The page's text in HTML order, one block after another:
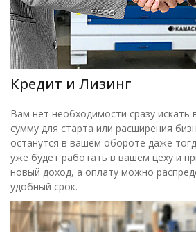
Кредит и Лизинг
Вам нет необходимости сразу
сумму для старта или расширения
останутся в вашем обороте даже
уже будет работать в вашем цеху и
новый доход, а оплату можно
удобный срок.